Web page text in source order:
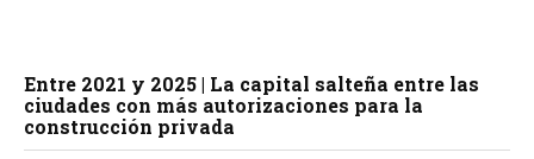
Entre 2021 y 2025 | La capital salteña entre las
ciudades con más autorizaciones para la
construcción privada